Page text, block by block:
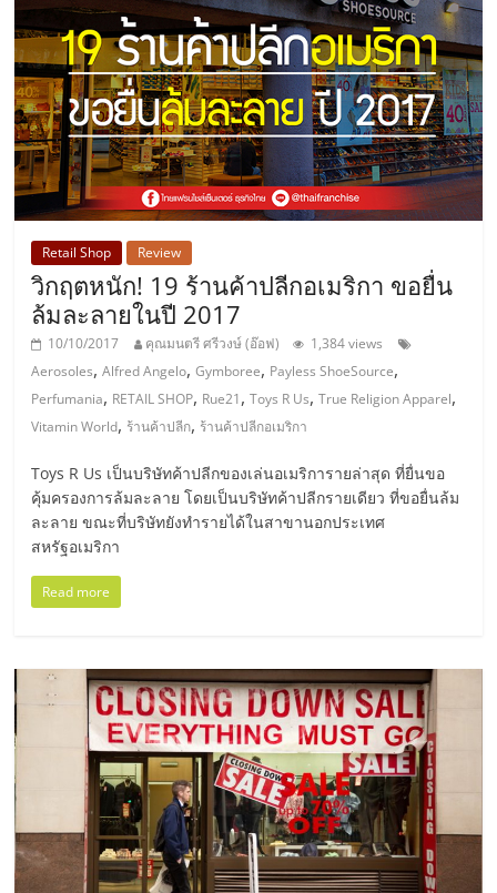
ไชส์
แฟ
รน
ไชส์
ขาย
หน้า
บ้าน
ลงทุน
น้อย
คืน
ไว,
ที่
ปรึกษา
การ
Retail Shop Review
วิกฤตหนัก! 19 ร้านค้าปลีกอเมริกา ขอยื่น
ล้มละลายในปี 2017
10/10/2017 คุณมนตรี ศรีวงษ์ (อ๊อฟ)
1,384 views
Aerosoles,Alfred Angelo,Gymboree, Payless ShoeSource,
Perfumania, RETAIL SHOP, Rue21,Toys R Us,True Religion Apparel,
Vitamin World, ร้านค้าปลีก, ร้านค้าปลีกอเมริกา
Toys R Us เป็นบริษัทค้าปลีกของเล่นอเมริการายล่าสุด ที่ยื่นขอ
คุ้มครองการล้มละลาย โดยเป็นบริษัทค้าปลีกรายเดียว ที่ขอยื่นล้ม
ละลาย ขณะที่บริษัทยังทำรายได้ในสาขานอกประเทศ
สหรัฐอเมริกา
Read more